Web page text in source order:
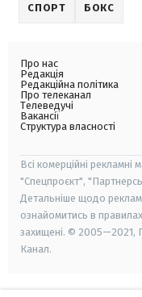
СПОРТ БОКС
Про нас
Редакція
Редакційна політика
Про телеканал
Телеведучі
Вакансії
Структура власності
Всі комерційні рекламні
"Спецпроєкт",
Детальніше щодо
ознайомитись в
захищені. © 2005—2021,
Канал.